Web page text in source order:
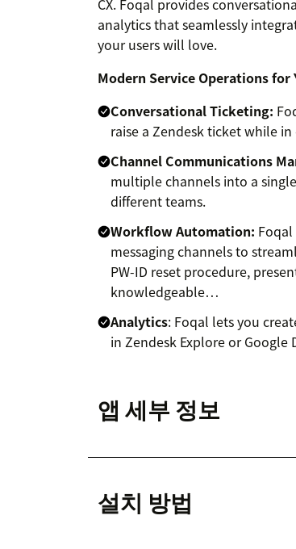
CX. Foqal provides
analytics that seamlessly
your users will love.
Modern Service Operations for
Conversational Ticketing:
raise a Zendesk ticket while
Channel Communications
multiple channels into a
different teams.
Workflow Automation:
messaging channels to
PW-ID reset procedure,
knowledgeable…
Analytics: Foqal lets you
in Zendesk Explore or Google
앱 세부 정보
설치 방법